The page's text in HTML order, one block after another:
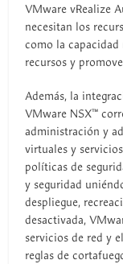
VMware vRealize
necesitan los
como la
recursos y
Además, la
VMware NSX™
administración y
virtuales y
políticas de
y seguridad
despliegue,
desactivada,
servicios de red y
reglas de